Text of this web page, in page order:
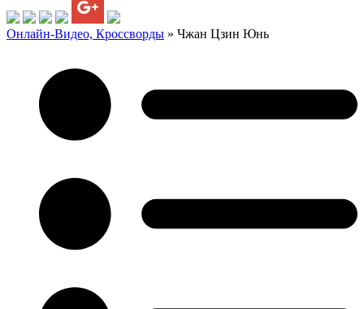
Онлайн-Видео, Кроссворды » Чжан Цзин Юнь